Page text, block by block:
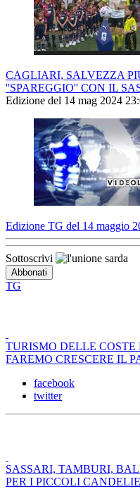
CAGLIARI, SALVEZZA
''SPAREGGIO'' CON IL
Edizione del 14 mag 2024
Edizione TG del 14 maggio
Sottoscrivi
TG
TURISMO DELLE
FAREMO CRESCERE IL
facebook
twitter
SASSARI, TAMBURI,
PER I PICCOLI